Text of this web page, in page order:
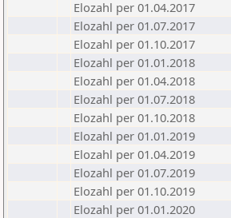
Elozahl per 01.04.2017
Elozahl per 01.07.2017
Elozahl per 01.10.2017
Elozahl per 01.01.2018
Elozahl per 01.04.2018
Elozahl per 01.07.2018
Elozahl per 01.10.2018
Elozahl per 01.01.2019
Elozahl per 01.04.2019
Elozahl per 01.07.2019
Elozahl per 01.10.2019
Elozahl per 01.01.2020